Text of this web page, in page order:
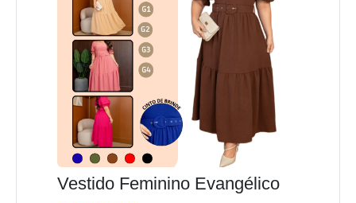
Vestido Feminino Evangélico